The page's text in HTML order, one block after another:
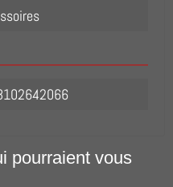
pourraient vous